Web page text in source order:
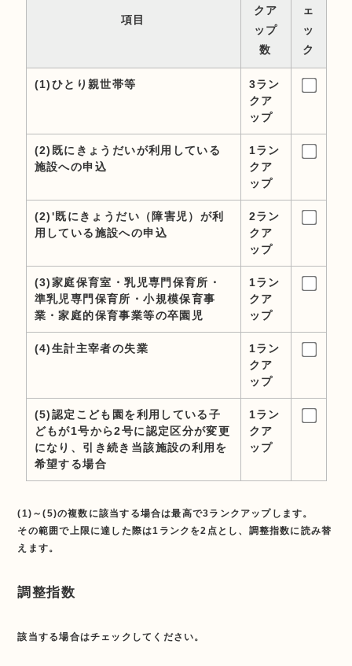
1日4時間以上かつ週4日以上で、1週24
以下に該当する場合は、チェックをしてください。
内職・自営協力者（1ランクダウン）
項目
クア
ップ
数
ェ
ッ
ク
(1)ひとり親世帯等
3ラン
クア
ップ
(2)既にきょうだいが利用している
施設への申込
1ラン
クア
ップ
(2)'既にきょうだい（障害児）が利
用している施設への申込
2ラン
クア
ップ
(3)家庭保育室・乳児専門保育所・
準乳児専門保育所・小規模保育事
業・家庭的保育事業等の卒園児
1ラン
クア
ップ
(4)生計主宰者の失業
1ラン
クア
ップ
(5)認定こども園を利用している子
どもが1号から2号に認定区分が変更
になり、引き続き当該施設の利用を
希望する場合
1ラン
クア
ップ
(1)～(5)の複数に該当する場合は最高で3ランクアップします。
その範囲で上限に達した際は1ランクを2点とし、調整指数に読み替
えます。
調整指数
該当する場合はチェックしてください。